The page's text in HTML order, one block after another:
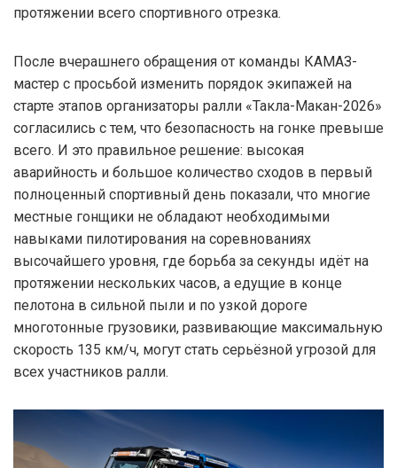
протяжении всего спортивного отрезка.
После вчерашнего обращения от команды КАМАЗ-
мастер с просьбой изменить порядок экипажей на
старте этапов организаторы ралли «Такла-Макан-2026»
согласились с тем, что безопасность на гонке превыше
всего. И это правильное решение: высокая
аварийность и большое количество сходов в первый
полноценный спортивный день показали, что многие
местные гонщики не обладают необходимыми
навыками пилотирования на соревнованиях
высочайшего уровня, где борьба за секунды идёт на
протяжении нескольких часов, а едущие в конце
пелотона в сильной пыли и по узкой дороге
многотонные грузовики, развивающие максимальную
скорость 135 км/ч, могут стать серьёзной угрозой для
всех участников ралли.